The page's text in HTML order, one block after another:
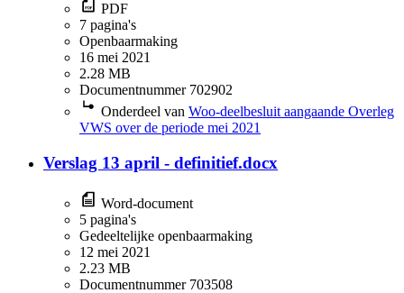
PDF
7 pagina's
Openbaarmaking
16 mei 2021
2.28 MB
Documentnummer 702902
Onderdeel van Woo-deelbesluit aangaande Overleg
VWS over de periode mei 2021
Verslag 13 april - definitief.docx
Word-document
5 pagina's
Gedeeltelijke openbaarmaking
12 mei 2021
2.23 MB
Documentnummer 703508